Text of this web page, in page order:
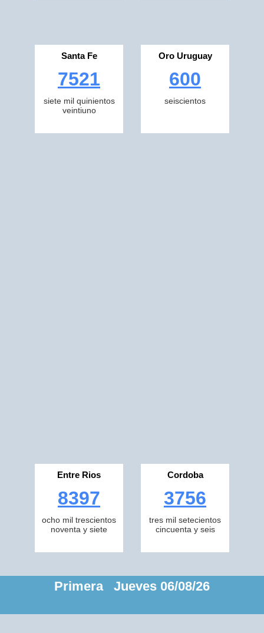
Santa Fe
7521
siete mil quinientos
veintiuno
Oro Uruguay
600
seiscientos
Entre Rios
8397
ocho mil trescientos
noventa y siete
Cordoba
3756
tres mil setecientos
cincuenta y seis
Primera Jueves 06/08/26